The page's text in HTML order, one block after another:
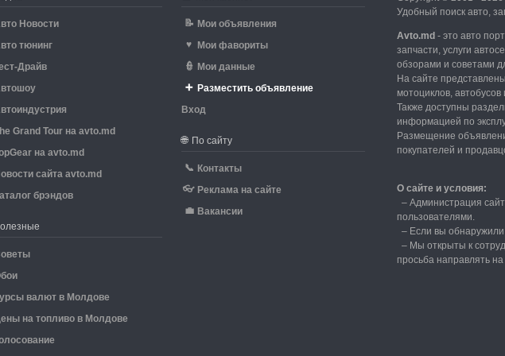
Новости
тюнинг
Драйв
Grand Tour на avto.md
на avto.md
сайта avto.md
брэндов
валют в Молдове
на топливо в Молдове
📝 Мои объявления
♥
Мои фавориты
👮 Мои данные
➕ Разместить объявление
Вход
🌐 По сайту
📞 Контакты
👓 Реклама на сайте
💼 Вакансии
Удобный поиск авто,
Avto.md - это авто
запчасти, услуги
обзорами и советами
На сайте
мотоциклов, автобусов
Также доступны
информацией по
Размещение
покупателей и
О сайте и условия:
–Администрация
пользователями.
– Если вы
– Мы открыты к
просьба направлять